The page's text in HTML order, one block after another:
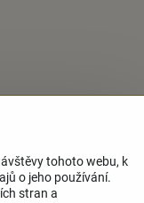
tohoto webu, k
o jeho používání.
stran a